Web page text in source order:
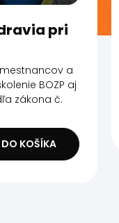
pri
a
BOZP aj
zákona č.
KOŠÍKA